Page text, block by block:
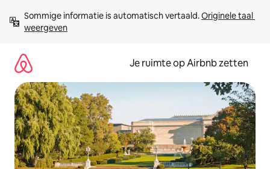
direct
naar
Sommige informatie is automatisch vertaald. Originele taal
weergeven
Je ruimte op Airbnb zetten